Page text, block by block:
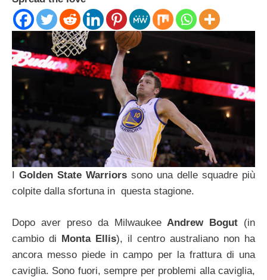
Golden State Warriors sono una delle squadre più
colpite dalla sfortuna in questa stagione.
Dopo aver preso da Milwaukee Andrew Bogut (in
cambio di Monta Ellis), il centro australiano non ha
ancora messo piede in campo per la frattura di una
caviglia. Sono fuori, sempre per problemi alla caviglia,